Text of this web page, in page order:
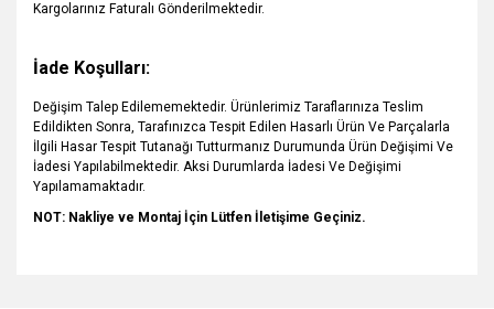
Kargolarınız Faturalı Gönderilmektedir.
İade Koşulları:
Değişim Talep Edilememektedir. Ürünlerimiz Taraflarınıza Teslim
Edildikten Sonra, Tarafınızca Tespit Edilen Hasarlı Ürün Ve Parçalarla
İlgili Hasar Tespit Tutanağı Tutturmanız Durumunda Ürün Değişimi Ve
İadesi Yapılabilmektedir. Aksi Durumlarda İadesi Ve Değişimi
Yapılamamaktadır.
NOT: Nakliye ve Montaj İçin Lütfen İletişime Geçiniz.